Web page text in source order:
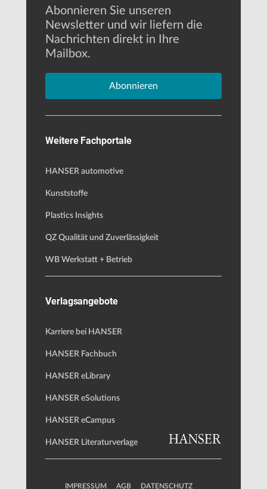
Abonnieren Sie unseren
Newsletter und wir liefern die
Nachrichten direkt in Ihre
Mailbox.
Abonnieren
Weitere Fachportale
HANSER automotive
Kunststoffe
Plastics Insights
QZ Qualität und Zuverlässigkeit
WB Werkstatt + Betrieb
Verlagsangebote
Karriere bei HANSER
HANSER Fachbuch
HANSER eLibrary
HANSER eSolutions
HANSER eCampus
HANSER Literaturverlage
IMPRESSUM AGB DATENSCHUTZ